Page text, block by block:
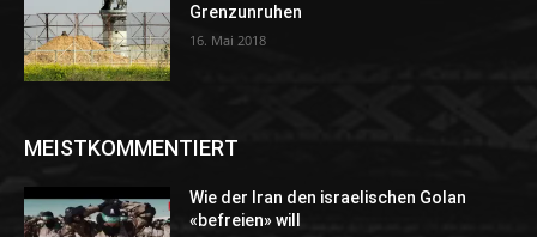
Grenzunruhen
16. Mai 2018
MEISTKOMMENTIERT
Wie der Iran den israelischen Golan
«befreien» will